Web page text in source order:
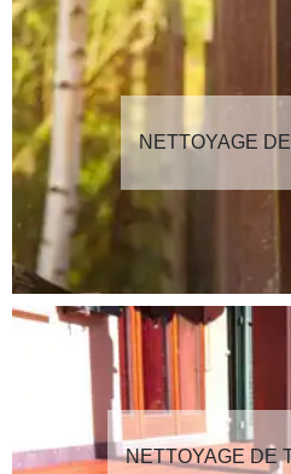
NETTOYAGE
NETTOYAGE DE